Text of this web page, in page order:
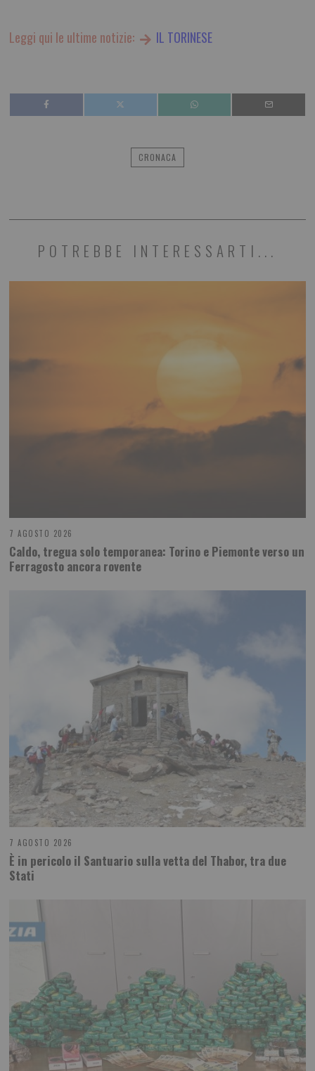
Leggi qui le ultime notizie: IL TORINESE
CRONACA
POTREBBE INTERESSARTI...
7 AGOSTO 2026
Caldo, tregua solo temporanea: Torino e Piemonte verso un
Ferragosto ancora rovente
7 AGOSTO 2026
È in pericolo il Santuario sulla vetta del Thabor, tra due
Stati